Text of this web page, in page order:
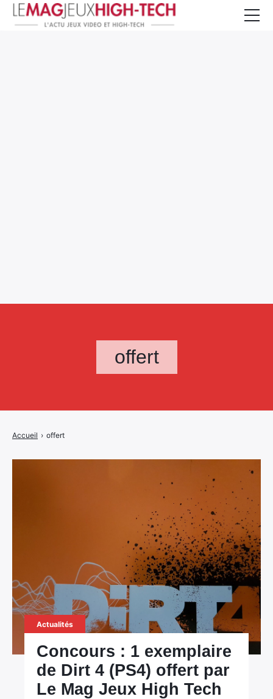
offert
Accueil › offert
Actualités
Concours : 1 exemplaire
de Dirt 4 (PS4) offert par
Le Mag Jeux High Tech